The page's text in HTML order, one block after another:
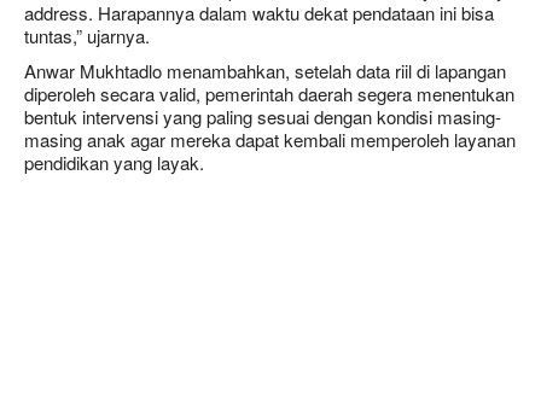
address. Harapannya dalam waktu dekat pendataan ini bisa
tuntas,” ujarnya.
Anwar Mukhtadlo menambahkan, setelah data riil di lapangan
diperoleh secara valid, pemerintah daerah segera menentukan
bentuk intervensi yang paling sesuai dengan kondisi masing-
masing anak agar mereka dapat kembali memperoleh layanan
pendidikan yang layak.